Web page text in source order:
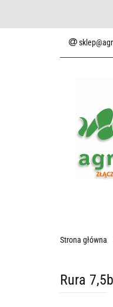
Strona główna
Rura